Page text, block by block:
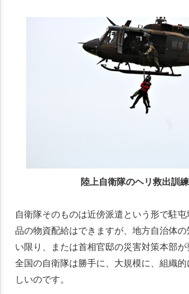
陸上自衛隊のヘリ救出訓練
自衛隊そのものは近傍派遣という形で駐
品の物資配給はできますが、地方自治体
い限り、または首相官邸の災害対策本部が
全国の自衛隊は勝手に、大規模に、組織
しいのです。